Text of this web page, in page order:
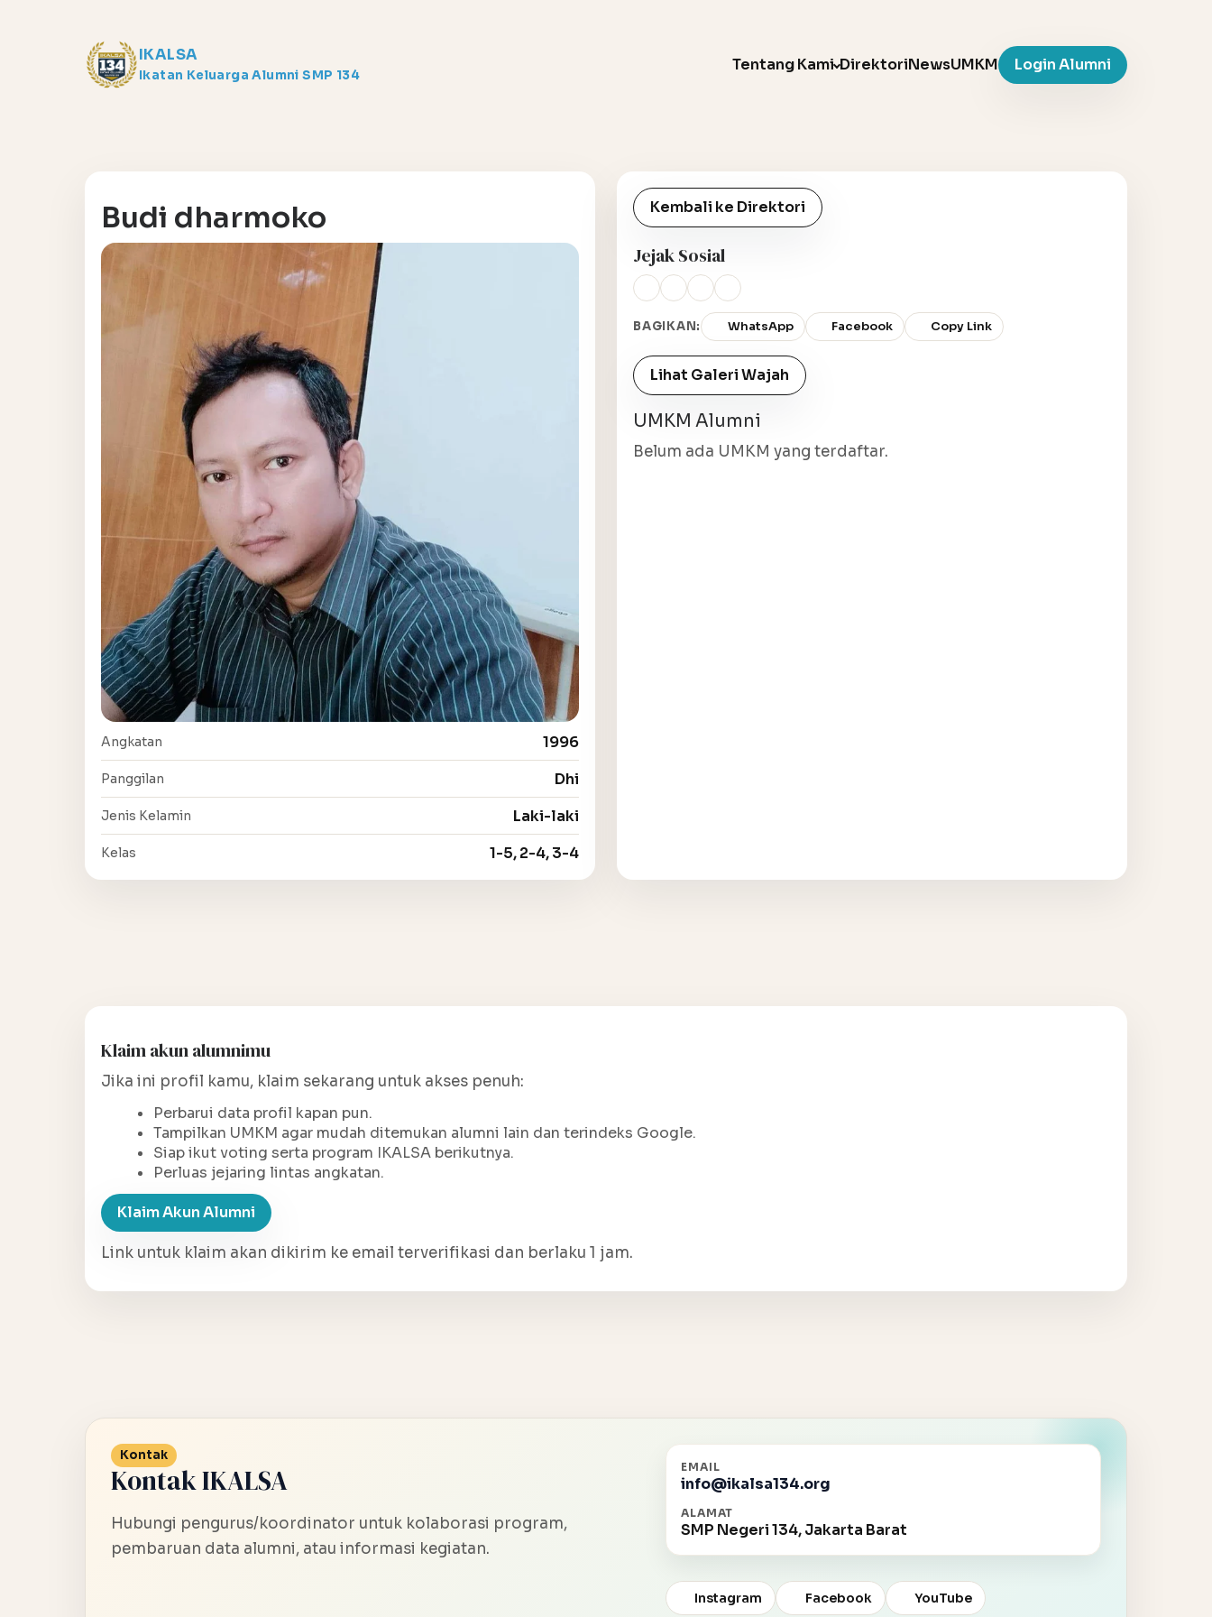
IKALSA
Ikatan Keluarga Alumni SMP 134
Tentang Kami DirektoriNewsUMKM Login Alumni
Budi dharmoko
Angkatan 1996
Panggilan Dhi
Jenis Kelamin Laki-laki
Kelas 1-5, 2-4, 3-4
Kembali ke Direktori
Jejak Sosial
BAGIKAN: WhatsApp Facebook Copy Link
Lihat Galeri Wajah
UMKM Alumni
Belum ada UMKM yang terdaftar.
Klaim akun alumnimu
Jika ini profil kamu, klaim sekarang untuk akses penuh:
Perbarui data profil kapan pun.
Tampilkan UMKM agar mudah ditemukan alumni lain dan terindeks Google.
Siap ikut voting serta program IKALSA berikutnya.
Perluas jejaring lintas angkatan.
Klaim Akun Alumni
Link untuk klaim akan dikirim ke email terverifikasi dan berlaku 1 jam.
Kontak
Kontak IKALSA
Hubungi pengurus/koordinator untuk kolaborasi program,
pembaruan data alumni, atau informasi kegiatan.
EMAIL
info@ikalsa134.org
ALAMAT
SMP Negeri 134, Jakarta Barat
Instagram Facebook YouTube